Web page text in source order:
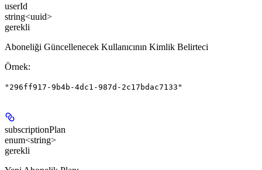
userId
string<uuid>
gerekli
Aboneliği Güncellenecek Kullanıcının Kimlik Belirteci
Örnek:
"296ff917-9b4b-4dc1-987d-2c17bdac7133"
subscriptionPlan
enum<string>
gerekli